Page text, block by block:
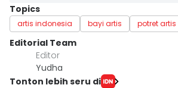
Topics
artis indonesia bayi artis potret artis
Editorial Team
Editor
Yudha ‎
Tonton lebih seru di